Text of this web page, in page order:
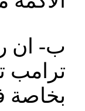
ب‌- ان
ترامب
بخاصة